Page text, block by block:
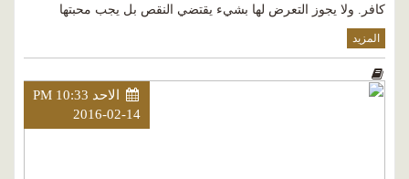
كافر. ولا يجوز التعرض لها بشيء يقتضي النقص بل يجب محبتها
المزيد
الاحد PM 10:33
2016-02-14